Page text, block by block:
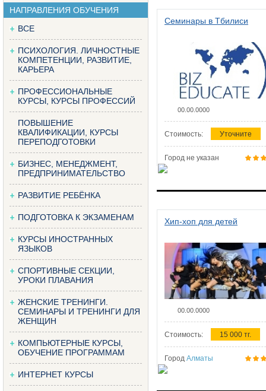
НАПРАВЛЕНИЯ ОБУЧЕНИЯ
ВСЕ
ПСИХОЛОГИЯ. ЛИЧНОСТНЫЕ
КОМПЕТЕНЦИИ, РАЗВИТИЕ,
КАРЬЕРА
ПРОФЕССИОНАЛЬНЫЕ
КУРСЫ, КУРСЫ ПРОФЕССИЙ
ПОВЫШЕНИЕ
КВАЛИФИКАЦИИ, КУРСЫ
ПЕРЕПОДГОТОВКИ
БИЗНЕС, МЕНЕДЖМЕНТ,
ПРЕДПРИНИМАТЕЛЬСТВО
РАЗВИТИЕ РЕБЁНКА
ПОДГОТОВКА К ЭКЗАМЕНАМ
КУРСЫ ИНОСТРАННЫХ
ЯЗЫКОВ
СПОРТИВНЫЕ СЕКЦИИ,
УРОКИ ПЛАВАНИЯ
ЖЕНСКИЕ ТРЕНИНГИ.
СЕМИНАРЫ И ТРЕНИНГИ ДЛЯ
ЖЕНЩИН
КОМПЬЮТЕРНЫЕ КУРСЫ,
ОБУЧЕНИЕ ПРОГРАММАМ
ИНТЕРНЕТ КУРСЫ
Семинары в Тбилиси
00.00.0000
Стоимость: Уточните
Город не указан
Хип-хоп для детей
00.00.0000
Стоимость: 15 000 тг.
Город Алматы